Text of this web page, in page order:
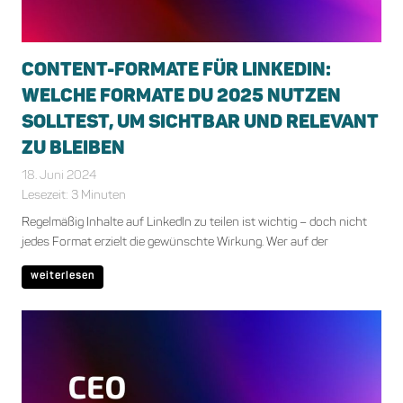
CONTENT-FORMATE FÜR LINKEDIN:
WELCHE FORMATE DU 2025 NUTZEN
SOLLTEST, UM SICHTBAR UND RELEVANT
ZU BLEIBEN
18. Juni 2024
Lesezeit: 3 Minuten
Regelmäßig Inhalte auf LinkedIn zu teilen ist wichtig – doch nicht
jedes Format erzielt die gewünschte Wirkung. Wer auf der
weiterlesen